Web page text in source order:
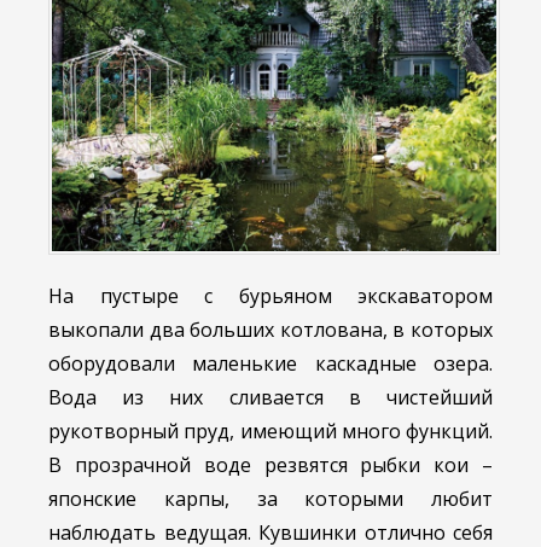
На пустыре с бурьяном экскаватором
выкопали два больших котлована, в которых
оборудовали маленькие каскадные озера.
Вода из них сливается в чистейший
рукотворный пруд, имеющий много функций.
В прозрачной воде резвятся рыбки кои –
японские карпы, за которыми любит
наблюдать ведущая. Кувшинки отлично себя